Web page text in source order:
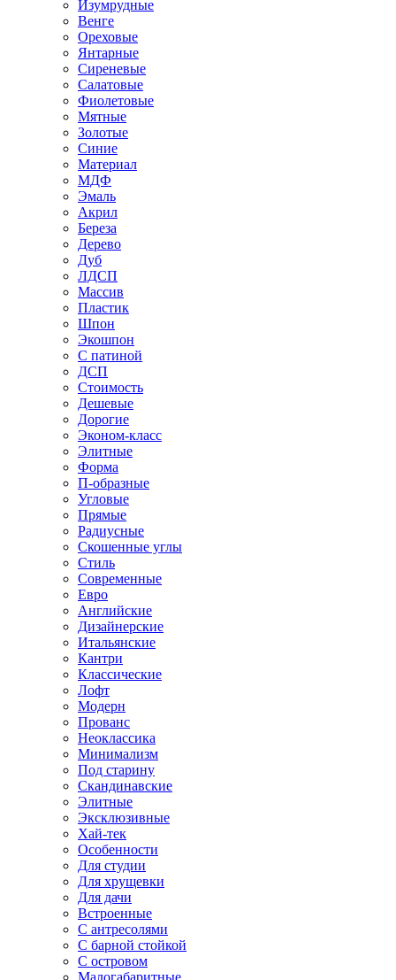
Изумрудные
Венге
Ореховые
Янтарные
Сиреневые
Салатовые
Фиолетовые
Мятные
Золотые
Синие
Материал
МДФ
Эмаль
Акрил
Береза
Дерево
Дуб
ЛДСП
Массив
Пластик
Шпон
Экошпон
С патиной
ДСП
Стоимость
Дешевые
Дорогие
Эконом-класс
Элитные
Форма
П-образные
Угловые
Прямые
Радиусные
Скошенные углы
Стиль
Современные
Евро
Английские
Дизайнерские
Итальянские
Кантри
Классические
Лофт
Модерн
Прованс
Неоклассика
Минимализм
Под старину
Скандинавские
Элитные
Эксклюзивные
Хай-тек
Особенности
Для студии
Для хрущевки
Для дачи
Встроенные
С антресолями
С барной стойкой
С островом
Малогабаритные